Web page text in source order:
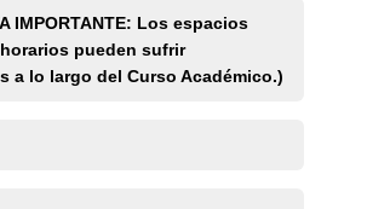
IMPORTANTE: Los espacios
pueden sufrir
a lo largo del Curso Académico.)